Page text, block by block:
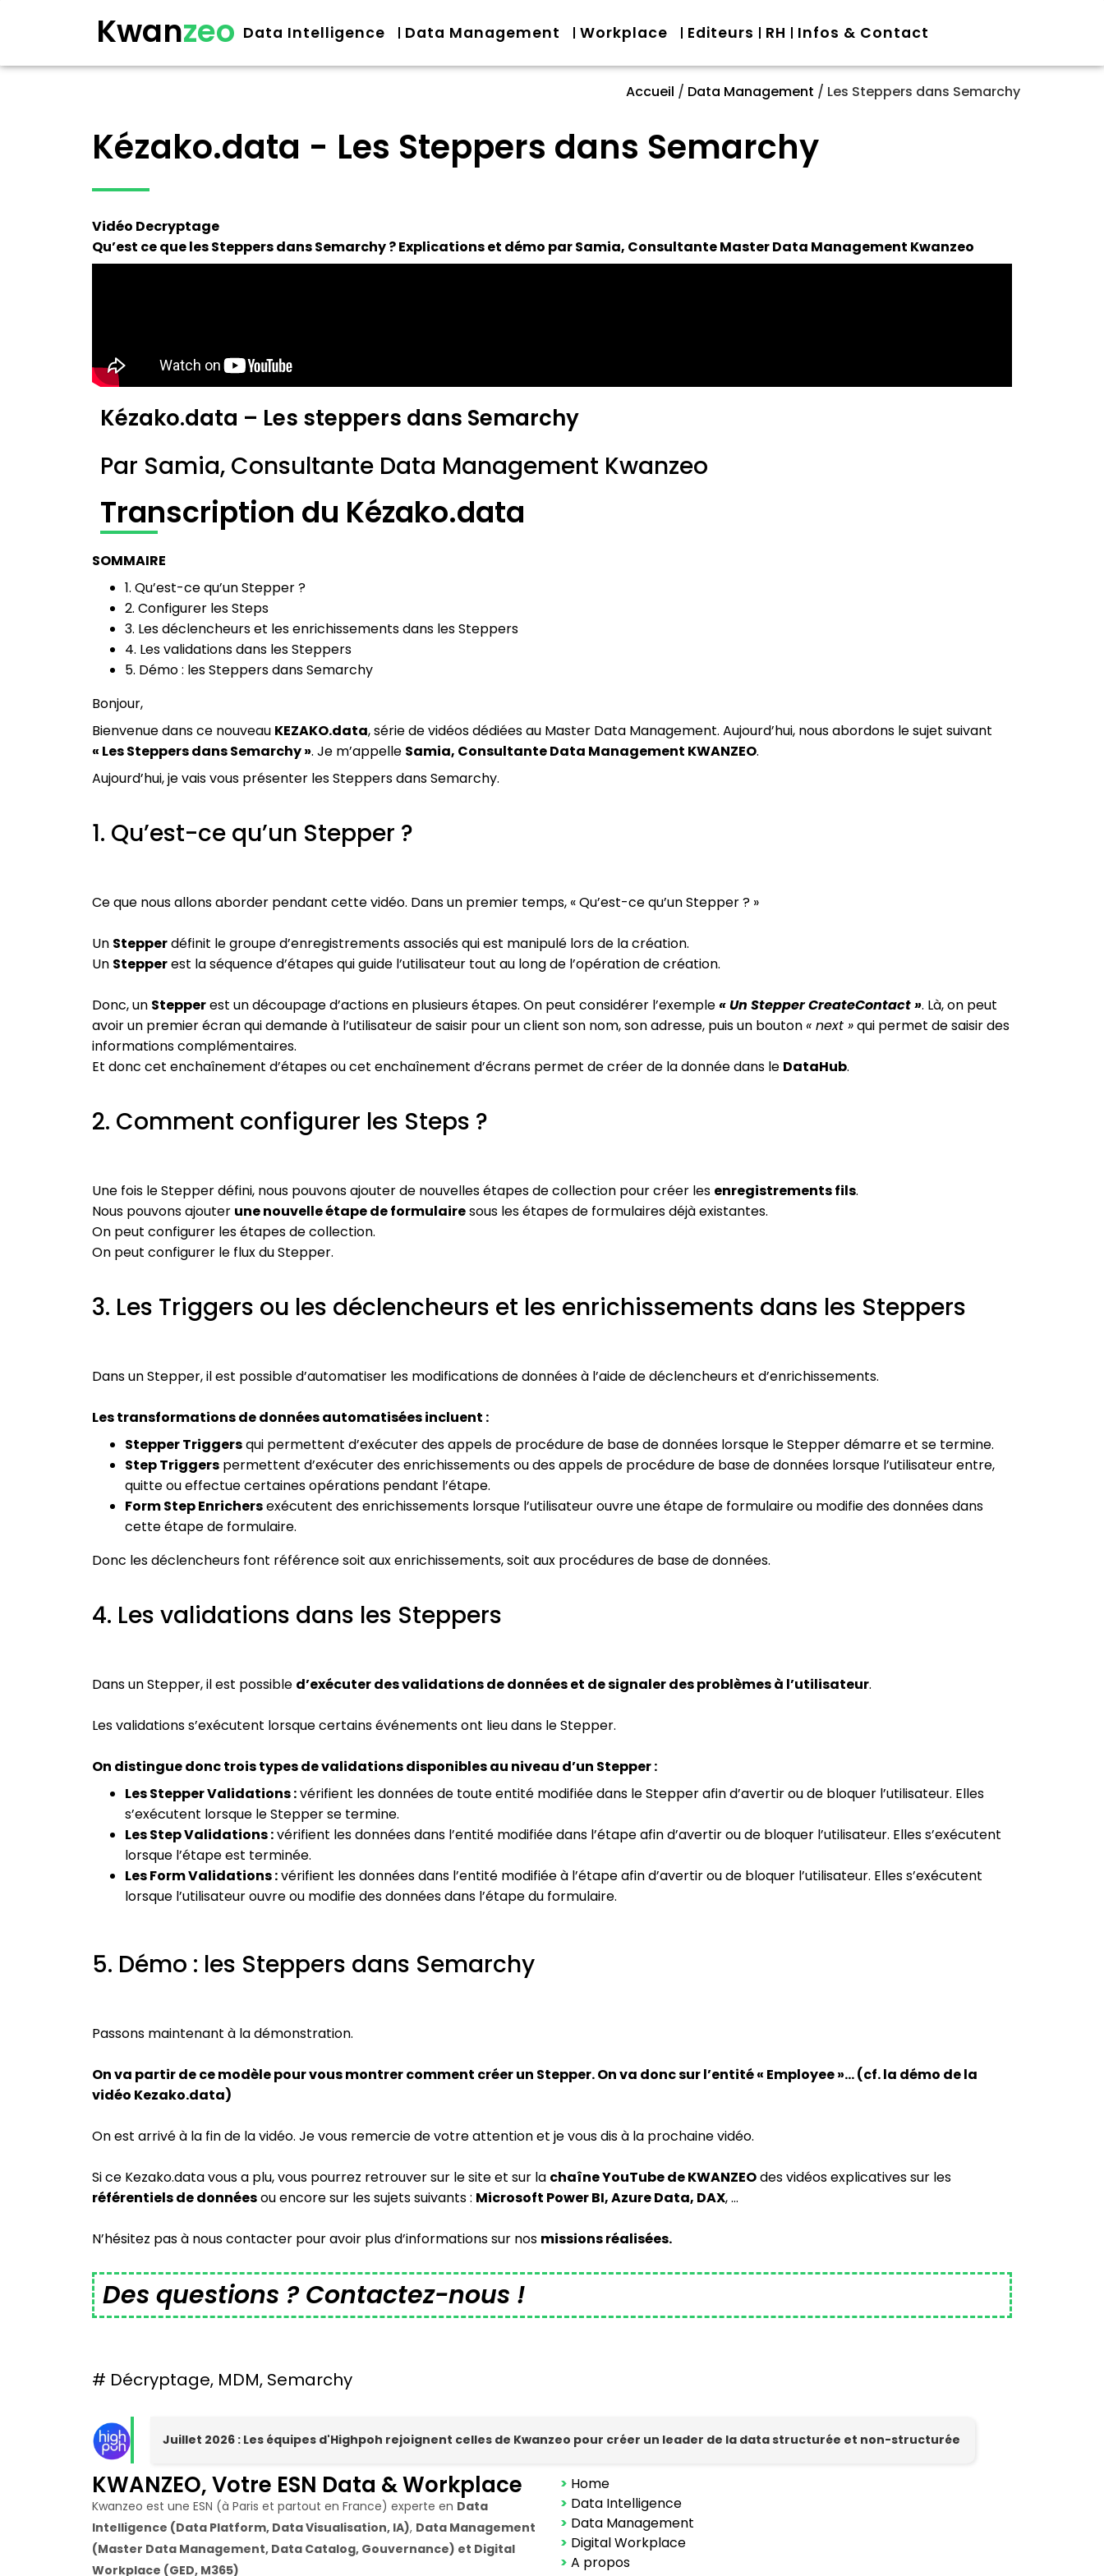
Kwanzeo Data Intelligence Data Management Workplace Editeurs RH Infos & Contact
Accueil / Data Management / Les Steppers dans Semarchy
Kézako.data - Les Steppers dans Semarchy
Vidéo Decryptage
Qu’est ce que les Steppers dans Semarchy ? Explications et démo par Samia, Consultante Master Data Management Kwanzeo
Kézako.data – Les steppers dans Semarchy
Par Samia, Consultante Data Management Kwanzeo
Transcription du Kézako.data
SOMMAIRE
1. Qu’est-ce qu’un Stepper ?
2. Configurer les Steps
3. Les déclencheurs et les enrichissements dans les Steppers
4. Les validations dans les Steppers
5. Démo : les Steppers dans Semarchy
Bonjour,
Bienvenue dans ce nouveau KEZAKO.data, série de vidéos dédiées au Master Data Management. Aujourd’hui, nous abordons le sujet suivant
« Les Steppers dans Semarchy ». Je m’appelle Samia, Consultante Data Management KWANZEO.
Aujourd’hui, je vais vous présenter les Steppers dans Semarchy.
1. Qu’est-ce qu’un Stepper ?
Ce que nous allons aborder pendant cette vidéo. Dans un premier temps, « Qu’est-ce qu’un Stepper ? »
Un Stepperdéfinit le groupe d’enregistrements associés qui est manipulé lors de la création.
Un Stepperest la séquence d’étapes qui guide l’utilisateur tout au long de l’opération de création.
Donc, un Stepperest un découpage d’actions en plusieurs étapes. On peut considérer l’exemple« Un Stepper CreateContact ». Là, on peut
avoir un premier écran qui demande à l’utilisateur de saisir pour un client son nom, son adresse, puis un bouton« next »qui permet de saisir des
informations complémentaires.
Et donc cet enchaînement d’étapes ou cet enchaînement d’écrans permet de créer de la donnée dans le DataHub.
2. Comment configurer les Steps ?
Une fois le Stepper défini, nous pouvons ajouter de nouvelles étapes de collection pour créer les enregistrements fils.
Nous pouvons ajouter une nouvelle étape de formulairesous les étapes de formulaires déjà existantes.
On peut configurer les étapes de collection.
On peut configurer le flux du Stepper.
3. Les Triggers ou les déclencheurs et les enrichissements dans les Steppers
Dans un Stepper, il est possible d’automatiser les modifications de données à l’aide de déclencheurs et d’enrichissements.
Les transformations de données automatisées incluent :
Stepper Triggersqui permettent d’exécuter des appels de procédure de base de données lorsque le Stepper démarre et se termine.
Step Triggers permettent d’exécuter des enrichissements ou des appels de procédure de base de données lorsque l’utilisateur entre,
quitte ou effectue certaines opérations pendant l’étape.
Form Step Enrichersexécutent des enrichissements lorsque l’utilisateur ouvre une étape de formulaire ou modifie des données dans
cette étape de formulaire.
Donc les déclencheurs font référence soit aux enrichissements, soit aux procédures de base de données.
4. Les validations dans les Steppers
Dans un Stepper, il est possible d’exécuter des validations de données et de signaler des problèmes à l’utilisateur.
Les validations s’exécutent lorsque certains événements ont lieu dans le Stepper.
On distingue donc trois types de validations disponibles au niveau d’un Stepper :
Les Stepper Validations :vérifient les données de toute entité modifiée dans le Stepper afin d’avertir ou de bloquer l’utilisateur. Elles
s’exécutent lorsque le Stepper se termine.
Les Step Validations :vérifient les données dans l’entité modifiée dans l’étape afin d’avertir ou de bloquer l’utilisateur. Elles s’exécutent
lorsque l’étape est terminée.
Les Form Validations :vérifient les données dans l’entité modifiée à l’étape afin d’avertir ou de bloquer l’utilisateur. Elles s’exécutent
lorsque l’utilisateur ouvre ou modifie des données dans l’étape du formulaire.
5. Démo : les Steppers dans Semarchy
Passons maintenant à la démonstration.
On va partir de ce modèle pour vous montrer comment créer un Stepper. On va donc sur l’entité « Employee »… (cf. la démo de la
vidéo Kezako.data)
On est arrivé à la fin de la vidéo. Je vous remercie de votre attention et je vous dis à la prochaine vidéo.
Si ce Kezako.data vous a plu, vous pourrez retrouver sur le site et sur la chaîne YouTube de KWANZEOdes vidéos explicatives sur les
référentiels de donnéesou encore sur les sujets suivants : Microsoft Power BI, Azure Data, DAX, …
N’hésitez pas à nous contacter pour avoir plus d’informations sur nos missions réalisées.
Des questions ? Contactez-nous !
# Décryptage, MDM, Semarchy
Juillet 2026 : Les équipes d'Highpoh rejoignent celles de Kwanzeo pour créer un leader de la data structurée et non-structurée
KWANZEO, Votre ESN Data & Workplace
Kwanzeo est une ESN (à Paris et partout en France) experte en Data
Intelligence (Data Platform, Data Visualisation, IA), Data Management
(Master Data Management, Data Catalog, Gouvernance) et Digital
Workplace (GED, M365)
> Home
> Data Intelligence
> Data Management
> Digital Workplace
> A propos